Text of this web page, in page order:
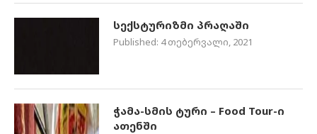
სექსტურიზმი პრაღაში
Published: 4 თებერვალი, 2021
ჭამა-სმის ტური – Food Tour-ი
ათენში